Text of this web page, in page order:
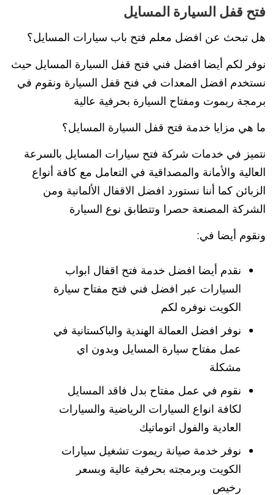
فتح قفل السيارة المسايل
هل تبحث عن افضل معلم فتح باب سيارات المسايل؟
نوفر لكم أيضا افضل فني فتح قفل السيارة المسايل حيث
نستخدم افضل المعدات في فنح قفل السيارة ونقوم في
برمجة ريموت ومفتاح السيارة بحرفية عالية
ما هي مزايا خدمة فتح قفل السيارة المسايل؟
نتميز في خدمات شركة فتح سيارات المسايل بالسرعة
العالية والأمانة والمصداقية في التعامل مع كافة أنواع
الزبائن كما أننا نستورد افضل الاقفال الألمانية ومن
الشركة المصنعة حصرا وتتطابق نوع السيارة
ونقوم أيضا في:
نقدم أيضا افضل خدمة فتح اقفال ابواب
السيارات عبر افضل فني فتح مفتاح سيارة
الكويت نوفره لكم
نوفر افضل العمالة الهندية والباكستانية في
عمل مفتاح سيارة المسايل وبدون اي
مشكلة
نقوم في عمل مفتاح بدل فاقد المسايل
لكافة انواع السيارات الرياضية والسيارات
العادية والفول اتوماتيك
نوفر خدمة صيانة ريموت تشغيل سيارات
الكويت وبرمجته بحرفية عالية وبسعر
رخيص